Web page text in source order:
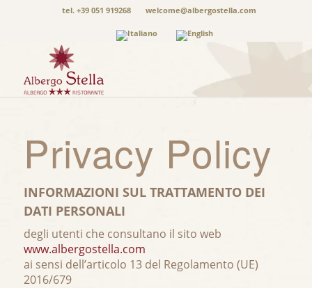
tel. +39 051 919268 welcome@albergostella.com
Privacy Policy
INFORMAZIONI SUL TRATTAMENTO DEI
DATI PERSONALI
degli utenti che consultano il sito web
www.albergostella.com
ai sensi dell’articolo 13 del Regolamento (UE)
2016/679